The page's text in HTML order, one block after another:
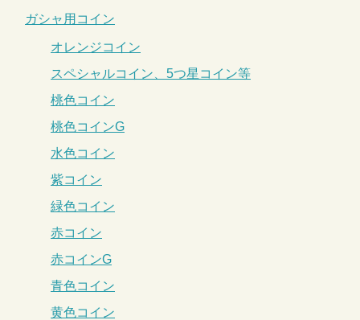
ガシャ用コイン
オレンジコイン
スペシャルコイン、5つ星コイン等
桃色コイン
桃色コインG
水色コイン
紫コイン
緑色コイン
赤コイン
赤コインG
青色コイン
黄色コイン